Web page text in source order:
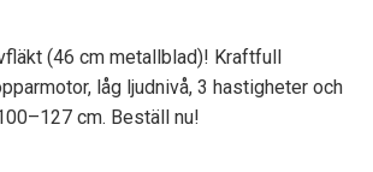
(46 cm metallblad)! Kraftfull
låg ljudnivå, 3 hastigheter och
cm. Beställ nu!